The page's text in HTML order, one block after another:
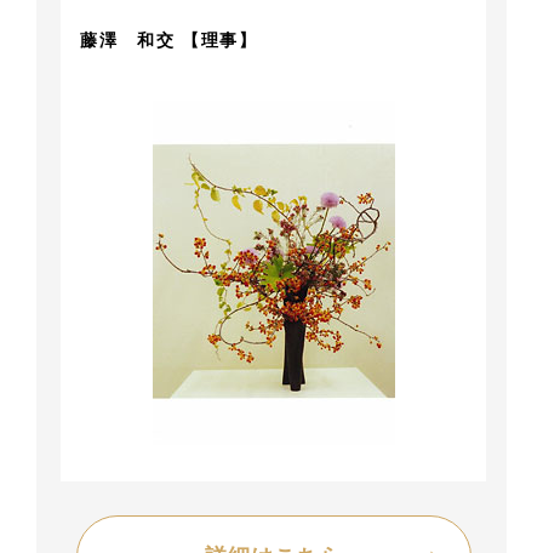
藤澤 和交 【理事】